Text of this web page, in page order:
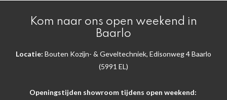
Kom naar ons open weekend in
Baarlo
Locatie: Bouten Kozijn- & Geveltechniek, Edisonweg 4 Baarlo
(5991 EL)
Openingstijden showroom tijdens open weekend: